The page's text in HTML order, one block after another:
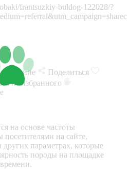
frantsuzkiy-buldog-122028/?
Поделиться
из избранного
на основе частоты
на сайте,
параметрах, которые
породы на площадке